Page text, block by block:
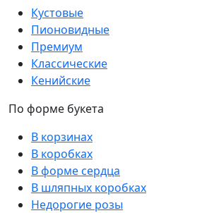
Кустовые
Пионовидные
Премиум
Классические
Кенийские
По форме букета
В корзинах
В коробках
В форме сердца
В шляпных коробках
Недорогие розы